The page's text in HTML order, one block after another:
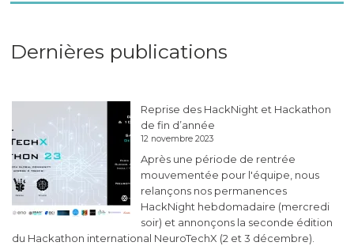
Dernières publications
Reprise des HackNight et Hackathon
de fin d’année
12 novembre 2023
Après une période de rentrée
mouvementée pour l'équipe, nous
relançons nos permanences
HackNight hebdomadaire (mercredi
soir) et annonçons la seconde édition
du Hackathon international NeuroTechX (2 et 3 décembre).